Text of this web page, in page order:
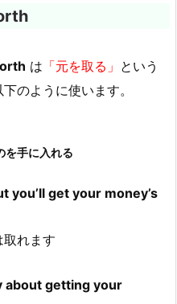
は 「元を取る」 という
のように使います。
を手に入れる
you’ll get your money’s
れます
about getting your